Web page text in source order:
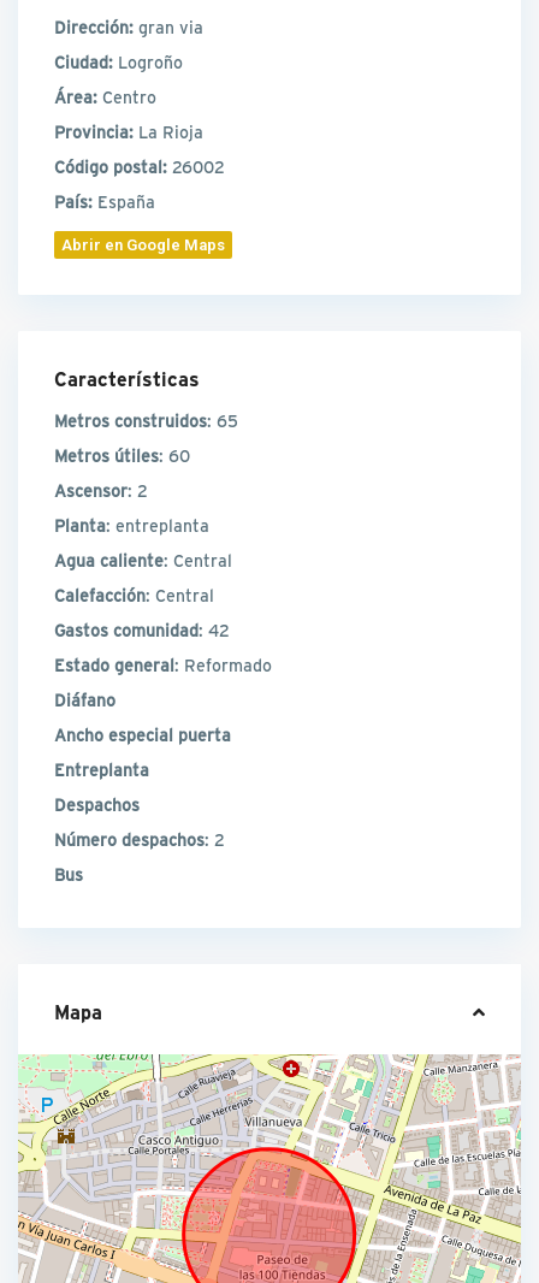
Dirección: gran via
Ciudad: Logroño
Área: Centro
Provincia: La Rioja
Código postal: 26002
País: España
Abrir en Google Maps
Características
Metros construidos: 65
Metros útiles: 60
Ascensor: 2
Planta: entreplanta
Agua caliente: Central
Calefacción: Central
Gastos comunidad: 42
Estado general: Reformado
Diáfano
Ancho especial puerta
Entreplanta
Despachos
Número despachos: 2
Bus
Mapa